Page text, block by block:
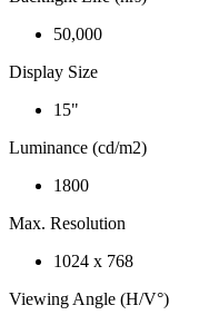
50,000
Display Size
15"
Luminance (cd/m2)
1800
Max. Resolution
1024 x 768
Viewing Angle (H/V°)